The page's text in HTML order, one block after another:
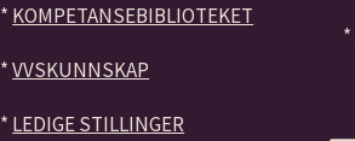
* KOMPETANSEBIBLIOTEKET
*VVSKUNNSKAP
* LEDIGE STILLINGER
*